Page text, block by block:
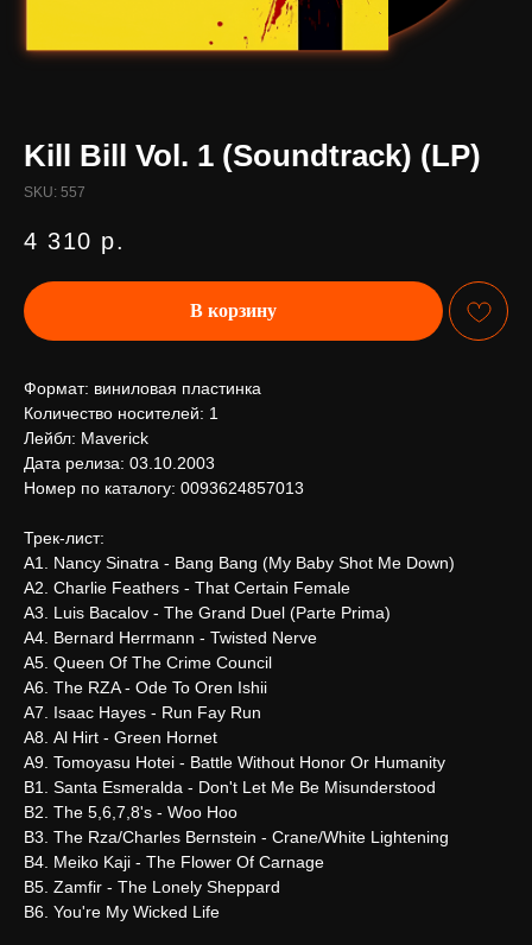
Kill Bill Vol. 1 (Soundtrack) (LP)
SKU: 557
4 310 р.
В корзину
Формат: виниловая пластинка
Количество носителей: 1
Лейбл: Maverick
Дата релиза: 03.10.2003
Номер по каталогу: 0093624857013
Трек-лист:
А1. Nancy Sinatra - Bang Bang (My Baby Shot Me Down)
А2. Charlie Feathers - That Certain Female
А3. Luis Bacalov - The Grand Duel (Parte Prima)
А4. Bernard Herrmann - Twisted Nerve
А5. Queen Of The Crime Council
А6. The RZA - Ode To Oren Ishii
А7. Isaac Hayes - Run Fay Run
А8. Al Hirt - Green Hornet
А9. Tomoyasu Hotei - Battle Without Honor Or Humanity
В1. Santa Esmeralda - Don't Let Me Be Misunderstood
В2. The 5,6,7,8's - Woo Hoo
В3. The Rza/Charles Bernstein - Crane/White Lightening
В4. Meiko Kaji - The Flower Of Carnage
В5. Zamfir - The Lonely Sheppard
В6. You're My Wicked Life